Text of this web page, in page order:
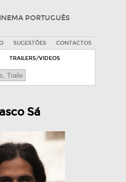
PORTUGUÊS
SUGESTÕES CONTACTOS
TRAILERS/VIDEOS
Sá